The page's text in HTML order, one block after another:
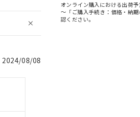
2024/08/08
オンライン購入における出荷
～「ご購入手続き：価格・納
認ください。